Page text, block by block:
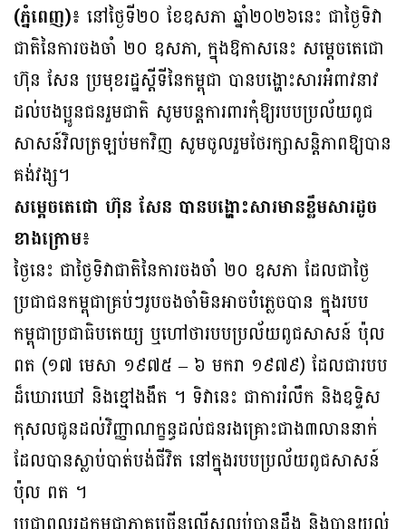
(ភ្នំពេញ)៖ នៅថ្ងៃទី២០ ខែឧសភា ឆ្នាំ២០២៦នេះ ជាថ្ងៃទិវា
ជាតិនៃការចងចាំ ២០ ឧសភា, ក្នុងឱកាសនេះ សម្តេចតេជោ
ហ៊ុន សែន ប្រមុខរដ្ឋស្តីទីនៃកម្ពុជា បានបង្ហោះសារអំពាវនាវ
ដល់បងប្អូនជនរួមជាតិ សូមបន្តការពារកុំឱ្យរបបប្រល័យពូជ
សាសន៍វិលត្រឡប់មកវិញ សូមចូលរួមថែរក្សាសន្តិភាពឱ្យបាន
គង់វង្ស។
សម្តេចតេជោ ហ៊ុន សែន បានបង្ហោះសារមានខ្លឹមសារដូច
ខាងក្រោម៖
ថ្ងៃនេះ ជាថ្ងៃទិវាជាតិនៃការចងចាំ ២០ ឧសភា ដែលជាថ្ងៃ
ប្រជាជនកម្ពុជាគ្រប់ៗរូបចងចាំមិនអាចបំភ្លេចបាន ក្នុងរបប
កម្ពុជាប្រជាធិបតេយ្យ ឬហៅថារបបប្រល័យពូជសាសន៍ ប៉ុល
ពត (១៧ មេសា ១៩៧៥ – ៦ មករា ១៩៧៩) ដែលជារបប
ដ៏ឃោរឃៅ និងខ្មៅងងឹត ។ ទិវានេះ ជាការរំលឹក និងឧទ្ទិស
កុសលជូនដល់វិញ្ញាណក្ខន្ធដល់ជនរងគ្រោះជាង៣លាននាក់
ដែលបានស្លាប់បាត់បង់ជីវិត នៅក្នុងរបបប្រល័យពូជសាសន៍
ប៉ុល ពត ។